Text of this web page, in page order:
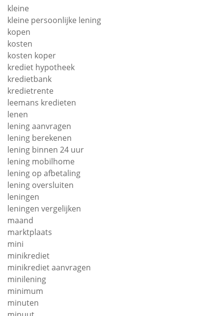
kleine
kleine persoonlijke lening
kopen
kosten
kosten koper
krediet hypotheek
kredietbank
kredietrente
leemans kredieten
lenen
lening aanvragen
lening berekenen
lening binnen 24 uur
lening mobilhome
lening op afbetaling
lening oversluiten
leningen
leningen vergelijken
maand
marktplaats
mini
minikrediet
minikrediet aanvragen
minilening
minimum
minuten